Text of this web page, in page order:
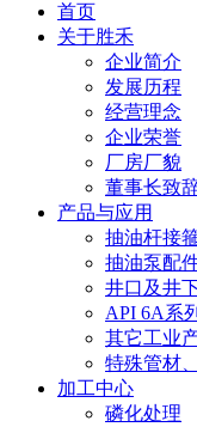
首页
关于胜禾
企业简介
发展历程
经营理念
企业荣誉
厂房厂貌
董事长致
产品与应用
抽油杆接
抽油泵配
井口及井
API 6A系
其它工业
特殊管材
加工中心
磷化处理